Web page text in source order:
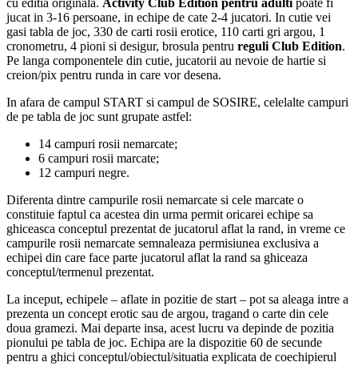
jucat in 3-16 persoane, in echipe de cate 2-4 jucatori. In cutie vei
gasi tabla de joc, 330 de carti rosii erotice, 110 carti gri argou, 1
cronometru, 4 pioni si desigur, brosula pentru reguli Club Edition.
Pe langa componentele din cutie, jucatorii au nevoie de hartie si
creion/pix pentru runda in care vor desena.
In afara de campul START si campul de SOSIRE, celelalte campuri
de pe tabla de joc sunt grupate astfel:
14 campuri rosii nemarcate;
6 campuri rosii marcate;
12 campuri negre.
Diferenta dintre campurile rosii nemarcate si cele marcate o
constituie faptul ca acestea din urma permit oricarei echipe sa
ghiceasca conceptul prezentat de jucatorul aflat la rand, in vreme ce
campurile rosii nemarcate semnaleaza permisiunea exclusiva a
echipei din care face parte jucatorul aflat la rand sa ghiceaza
conceptul/termenul prezentat.
La inceput, echipele – aflate in pozitie de start – pot sa aleaga intre a
prezenta un concept erotic sau de argou, tragand o carte din cele
doua gramezi. Mai departe insa, acest lucru va depinde de pozitia
pionului pe tabla de joc. Echipa are la dispozitie 60 de secunde
pentru a ghici conceptul/obiectul/situatia explicata de coechipierul